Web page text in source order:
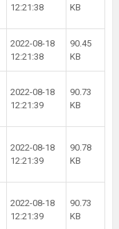
12:21:38
KB
2022-08-18
12:21:38
90.45
KB
2022-08-18
12:21:39
90.73
KB
2022-08-18
12:21:39
90.78
KB
2022-08-18
12:21:39
90.73
KB